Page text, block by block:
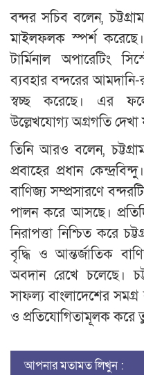
বন্দর সচিব বলেন,
মাইলফলক স্পর্শ
টার্মিনাল অপারেটিং
ব্যবহার বন্দরের আমদানি-
স্বচ্ছ করেছে। এর
উল্লেখযোগ্য অগ্রগতি দেখা
তিনি আরও বলেন,
প্রবাহের প্রধান
বাণিজ্য সম্প্রসারণে
পালন করে আসছে।
নিরাপত্তা নিশ্চিত করে
বৃদ্ধি ও আন্তর্জাতিক
অবদান রেখে চলেছে।
সাফল্য বাংলাদেশের
ও প্রতিযোগিতামূলক করে
আপনার মতামত লিখুন :